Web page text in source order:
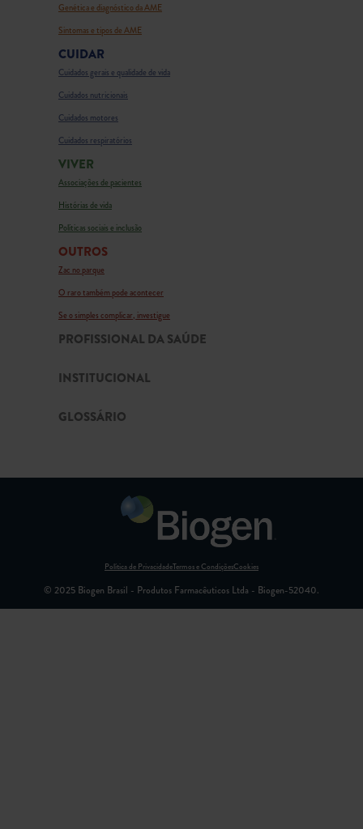
Genética e diagnóstico da AME
Sintomas e tipos de AME
CUIDAR
Cuidados gerais e qualidade de vida
Cuidados nutricionais
Cuidados motores
Cuidados respiratórios
VIVER
Associações de pacientes
Histórias de vida
Políticas sociais e inclusão
OUTROS
Zac no parque
O raro também pode acontecer
Se o simples complicar, investigue
PROFISSIONAL DA SAÚDE
INSTITUCIONAL
GLOSSÁRIO
Política de PrivacidadeTermos e CondiçõesCookies
© 2025 Biogen Brasil - Produtos Farmacêuticos Ltda - Biogen-52040.